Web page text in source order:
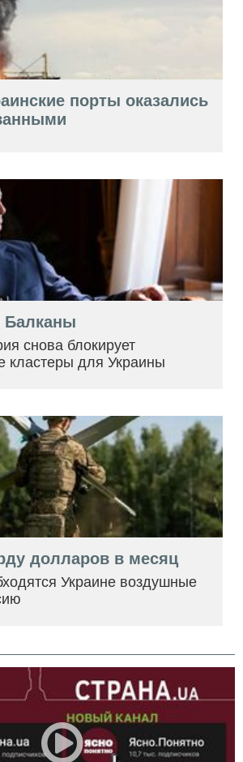
порты оказались
Балканы
снова блокирует
кластеры для Украины
долларов в месяц
Украине воздушные